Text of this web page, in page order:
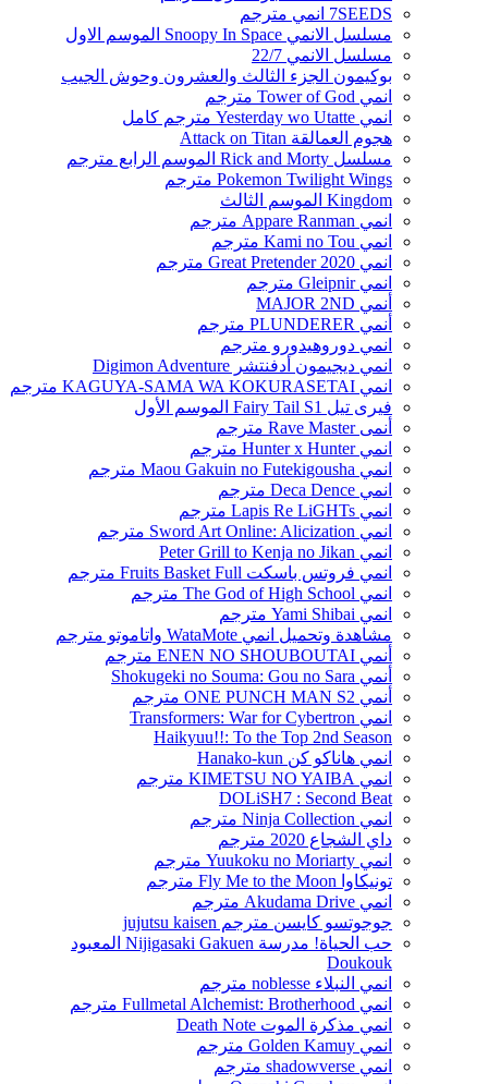
7SEEDS انمي مترجم
مسلسل الانمي Snoopy In Space الموسم الاول
مسلسل الانمي 22/7
بوكيمون الجزء الثالث والعشرون وحوش الجيب
انمي Tower of God مترجم
انمي Yesterday wo Utatte مترجم كامل
هجوم العمالقة Attack on Titan
مسلسل Rick and Morty الموسم الرابع مترجم
Pokemon Twilight Wings مترجم
Kingdom الموسم الثالث
انمي Appare Ranman مترجم
انمي Kami no Tou مترجم
انمي Great Pretender 2020 مترجم
انمي Gleipnir مترجم
أنمي MAJOR 2ND
أنمي PLUNDERER مترجم
انمي دوروهيدورو مترجم
انمي ديجيمون أدفنتشر Digimon Adventure
انمي KAGUYA-SAMA WA KOKURASETAI مترجم
فيرى تيل Fairy Tail S1 الموسم الأول
أنمى Rave Master مترجم
انمي Hunter x Hunter مترجم
انمي Maou Gakuin no Futekigousha مترجم
انمي Deca Dence مترجم
انمي Lapis Re LiGHTs مترجم
انمي Sword Art Online: Alicization مترجم
انمي Peter Grill to Kenja no Jikan
انمي فروتس باسكت Fruits Basket Full مترجم
انمي The God of High School مترجم
انمي Yami Shibai مترجم
مشاهدة وتحميل انمي WataMote واتاموتو مترجم
أنمي ENEN NO SHOUBOUTAI مترجم
أنمي Shokugeki no Souma: Gou no Sara
أنمي ONE PUNCH MAN S2 مترجم
انمي Transformers: War for Cybertron
Haikyuu!!: To the Top 2nd Season
انمي هاناكو كن Hanako-kun
انمي KIMETSU NO YAIBA مترجم
DOLiSH7 : Second Beat
انمي Ninja Collection مترجم
داي الشجاع 2020 مترجم
انمي Yuukoku no Moriarty مترجم
تونيكاوا Fly Me to the Moon مترجم
انمي Akudama Drive مترجم
جوجوتسو كايسن مترجم jujutsu kaisen
حب الحياة! مدرسة Nijigasaki Gakuen المعبود
Doukouk
انمي النبلاء noblesse مترجم
انمي Fullmetal Alchemist: Brotherhood مترجم
انمي مذكرة الموت Death Note
انمي Golden Kamuy مترجم
انمي shadowverse مترجم